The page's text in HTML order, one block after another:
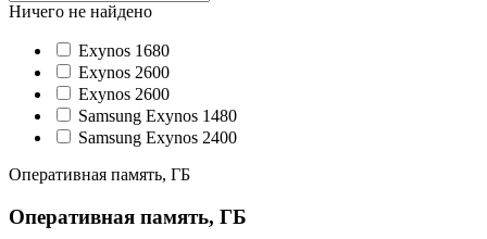
Ничего не найдено
Exynos 1680
Exynos 2600
Exynos 2600
Samsung Exynos 1480
Samsung Exynos 2400
Оперативная память, ГБ
Оперативная память, ГБ